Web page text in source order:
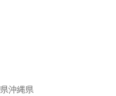
沖縄県